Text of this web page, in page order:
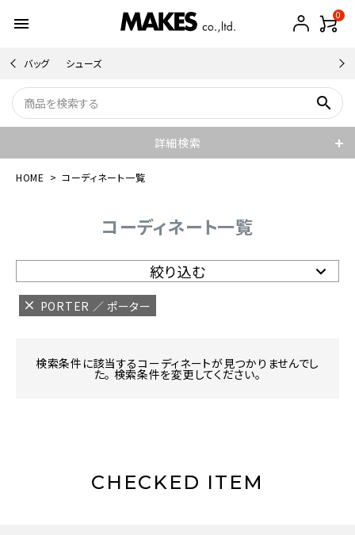
menu 0
バッグ シューズ
search
詳細検索
HOME コーディネート一覧
コーディネート一覧
絞り込む
PORTER ／ ポーター
検索条件に該当するコーディネートが見つかりませんでし
た。 検索条件を変更してください。
CHECKED ITEM